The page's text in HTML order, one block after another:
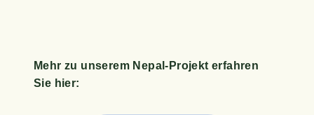
Mehr zu unse­rem Nepal-Pro­jekt erfah­ren
Sie hier: